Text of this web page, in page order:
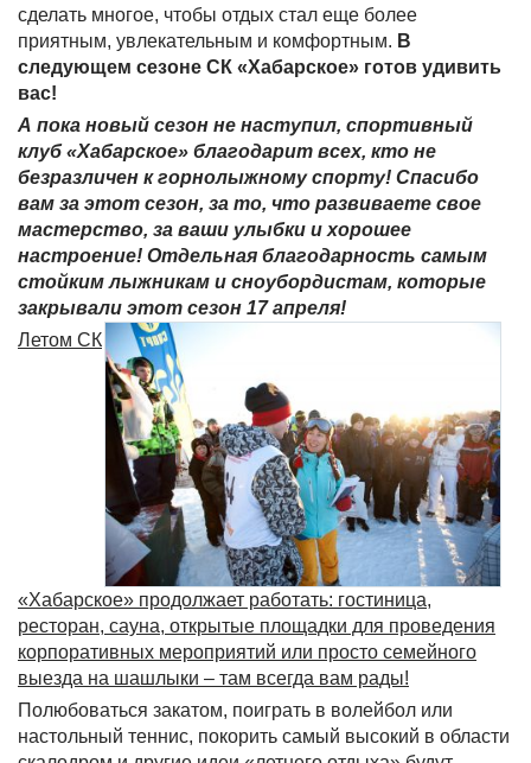
сделать многое, чтобы отдых стал еще более
приятным, увлекательным и комфортным. В
следующем сезоне СК «Хабарское» готов удивить
вас!
А пока новый сезон не наступил, спортивный
клуб «Хабарское» благодарит всех, кто не
безразличен к горнолыжному спорту! Спасибо
вам за этот сезон, за то, что развиваете свое
мастерство, за ваши улыбки и хорошее
настроение! Отдельная благодарность самым
стойким лыжникам и сноубордистам, которые
закрывали этот сезон 17 апреля!
Летом СК
«Хабарское» продолжает работать: гостиница,
ресторан, сауна, открытые площадки для проведения
корпоративных мероприятий или просто семейного
выезда на шашлыки – там всегда вам рады!
Полюбоваться закатом, поиграть в волейбол или
настольный теннис, покорить самый высокий в области